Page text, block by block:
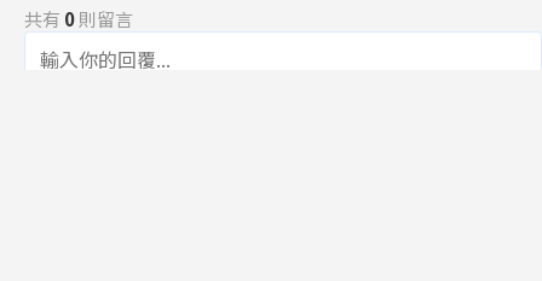
共有 0則留言